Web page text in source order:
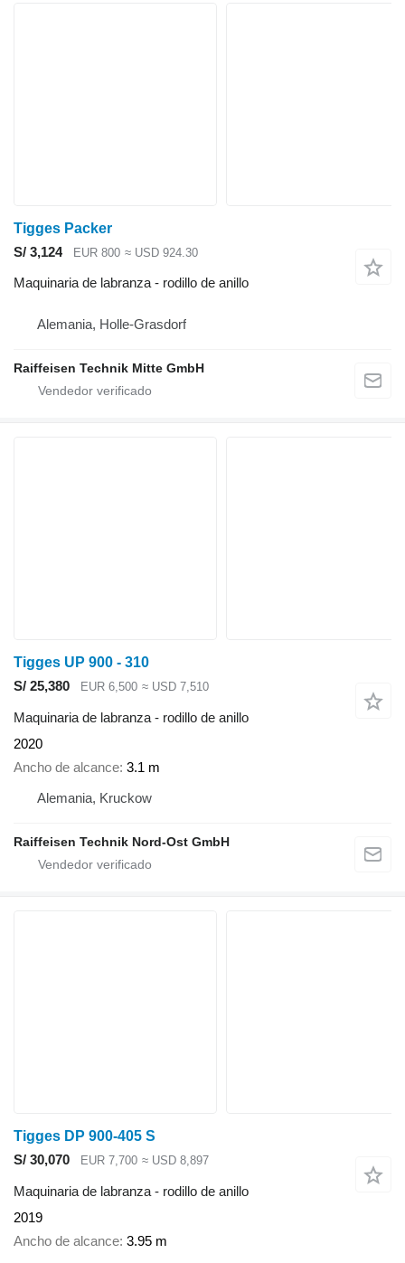
Tigges Packer
S/ 3,124
EUR 800 ≈ USD 924.30
Maquinaria de labranza - rodillo de anillo
Alemania, Holle-Grasdorf
Raiffeisen Technik Mitte GmbH
Tigges UP 900 - 310
S/ 25,380
EUR 6,500 ≈ USD 7,510
Maquinaria de labranza - rodillo de anillo
2020
Ancho de alcance 3.1 m
Alemania, Kruckow
Raiffeisen Technik Nord-Ost GmbH
Tigges DP 900-405 S
S/ 30,070
EUR 7,700 ≈ USD 8,897
Maquinaria de labranza - rodillo de anillo
2019
Ancho de alcance 3.95 m